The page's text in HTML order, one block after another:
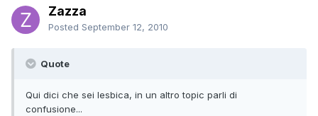
Zazza
Posted September 12, 2010
Quote
Qui dici che sei lesbica, in un altro topic parli di
confusione...